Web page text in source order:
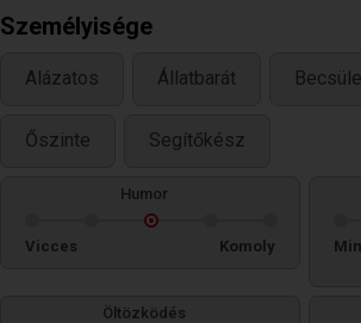
Személyisége
Alázatos Állatbarát
Őszinte Segítőkész
Humor
Vicces Komoly
Öltözködés